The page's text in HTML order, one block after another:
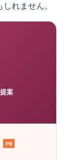
れません。
案